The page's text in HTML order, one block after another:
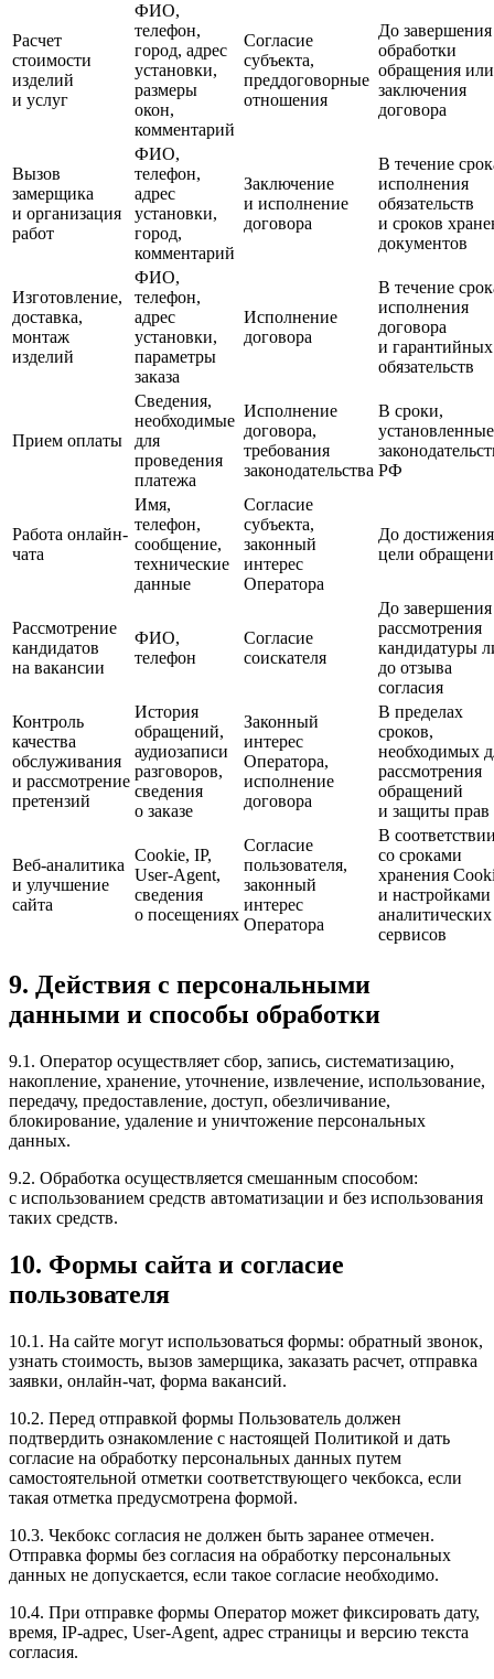
Расчет
стоимости
изделий
и услуг
ФИО,
телефон,
город, адрес
установки,
размеры
окон,
комментарий
Согласие
субъекта,
преддоговорные
отношения
До завершения
обработки
обращения или
заключения
договора
Вызов
замерщика
и организация
работ
ФИО,
телефон,
адрес
установки,
город,
комментарий
Заключение
и исполнение
договора
В течение
исполнения
обязательств
и сроков
документов
Изготовление,
доставка,
монтаж
изделий
ФИО,
телефон,
адрес
установки,
параметры
заказа
Исполнение
договора
В течение
исполнения
договора
и гарантийных
обязательств
Прием оплаты
Сведения,
необходимые
для
проведения
платежа
Исполнение
договора,
требования
законодательства
В сроки,
установленные
РФ
Работа онлайн-
чата
Имя,
телефон,
сообщение,
технические
данные
Согласие
субъекта,
законный
интерес
Оператора
До достижения
цели
Рассмотрение
кандидатов
на вакансии
ФИО,
телефон
Согласие
соискателя
До завершения
рассмотрения
кандидатуры
до отзыва
согласия
Контроль
качества
обслуживания
и рассмотрение
претензий
История
обращений,
аудиозаписи
разговоров,
сведения
о заказе
Законный
интерес
Оператора,
исполнение
договора
В пределах
сроков,
необходимых
рассмотрения
обращений
и защиты прав
Веб-аналитика
и улучшение
сайта
Cookie, IP,
User-Agent,
сведения
о посещениях
Согласие
пользователя,
законный
интерес
Оператора
В
со сроками
хранения
и настройками
аналитических
сервисов
9. Действия с персональными
данными и способы обработки
9.1. Оператор осуществляет сбор, запись, систематизацию,
накопление, хранение, уточнение, извлечение, использование,
передачу, предоставление, доступ, обезличивание,
блокирование, удаление и уничтожение персональных
данных.
9.2. Обработка осуществляется смешанным способом:
с использованием средств автоматизации и без использования
таких средств.
10. Формы сайта и согласие
пользователя
10.1. На сайте могут использоваться формы: обратный звонок,
узнать стоимость, вызов замерщика, заказать расчет, отправка
заявки, онлайн-чат, форма вакансий.
10.2. Перед отправкой формы Пользователь должен
подтвердить ознакомление с настоящей Политикой и дать
согласие на обработку персональных данных путем
самостоятельной отметки соответствующего чекбокса, если
такая отметка предусмотрена формой.
10.3. Чекбокс согласия не должен быть заранее отмечен.
Отправка формы без согласия на обработку персональных
данных не допускается, если такое согласие необходимо.
10.4. При отправке формы Оператор может фиксировать дату,
время, IP-адрес, User-Agent, адрес страницы и версию текста
согласия.